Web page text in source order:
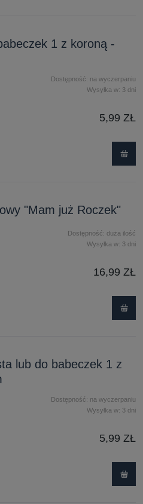
1 z koroną -
Dostępność: na wyczerpaniu
Wysyłka w: 3 dni
5,99 ZŁ
"Mam już Roczek"
Dostępność: duża ilość
Wysyłka w: 3 dni
16,99 ZŁ
lub do babeczek 1 z
Dostępność: na wyczerpaniu
Wysyłka w: 3 dni
5,99 ZŁ